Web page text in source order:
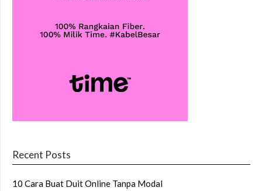
Recent Posts
10 Cara Buat Duit Online Tanpa Modal